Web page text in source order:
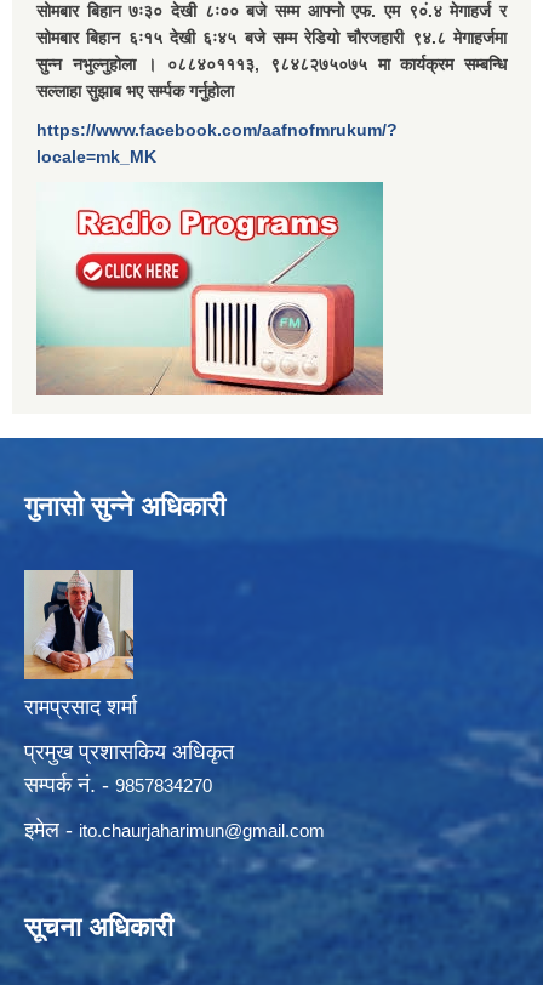
सोमबार बिहान ७ः३० देखी ८ः०० बजे सम्म आफ्नो एफ. एम ९०ं.४ मेगाहर्ज र
सोमबार बिहान ६ः१५ देखी ६ः४५ बजे सम्म रेडियो चौरजहारी ९४.८ मेगाहर्जमा
सुन्न नभुल्नुहोला । ०८८४०१११३, ९८४८२७५०७५ मा कार्यक्रम सम्बन्धि
सल्लाहा सुझाब भए सर्म्पक गर्नुहोला
https://www.facebook.com/aafnofmrukum/?
locale=mk_MK
गुनासो सुन्ने अधिकारी
रामप्रसाद शर्मा
प्रमुख प्रशासकिय अधिकृत
सम्पर्क नं. - 9857834270
इमेल - ito.chaurjaharimun@gmail.com
सूचना अधिकारी